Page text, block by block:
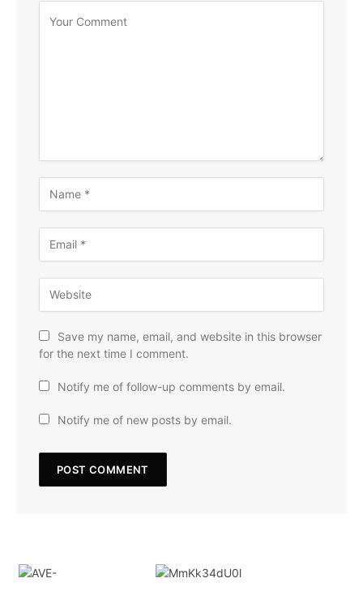
Save my name, email, and website in this browser
for the next time I comment.
Notify me of follow-up comments by email.
Notify me of new posts by email.